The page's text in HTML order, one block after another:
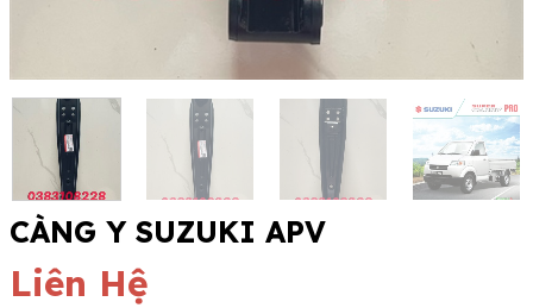
CÀNG Y SUZUKI APV
Liên Hệ